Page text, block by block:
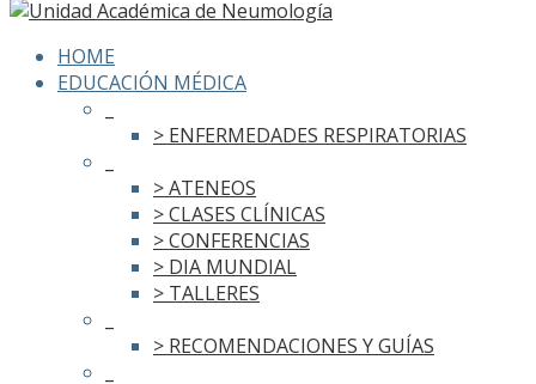
HOME
EDUCACIÓN MÉDICA
> ENFERMEDADES RESPIRATORIAS
> ATENEOS
> CLASES CLÍNICAS
> CONFERENCIAS
> DIA MUNDIAL
> TALLERES
> RECOMENDACIONES Y GUÍAS